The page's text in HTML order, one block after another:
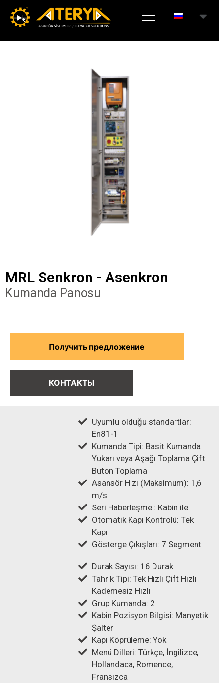
MRL Senkron - Asenkron
Kumanda Panosu
Получить предложение
КОНТАКТЫ
Uyumlu olduğu standartlar:
En81-1
Kumanda Tipi: Basit Kumanda
Yukarı veya Aşağı Toplama Çift
Buton Toplama
Asansör Hızı (Maksimum): 1,6
m/s
Seri Haberleşme : Kabin ile
Otomatik Kapı Kontrolü: Tek
Kapı
Gösterge Çıkışları: 7 Segment
Durak Sayısı: 16 Durak
Tahrik Tipi: Tek Hızlı Çift Hızlı
Kademesiz Hızlı
Grup Kumanda: 2
Kabin Pozisyon Bilgisi: Manyetik
Şalter
Kapı Köprüleme: Yok
Menü Dilleri: Türkçe, İngilizce,
Hollandaca, Romence,
Fransızca